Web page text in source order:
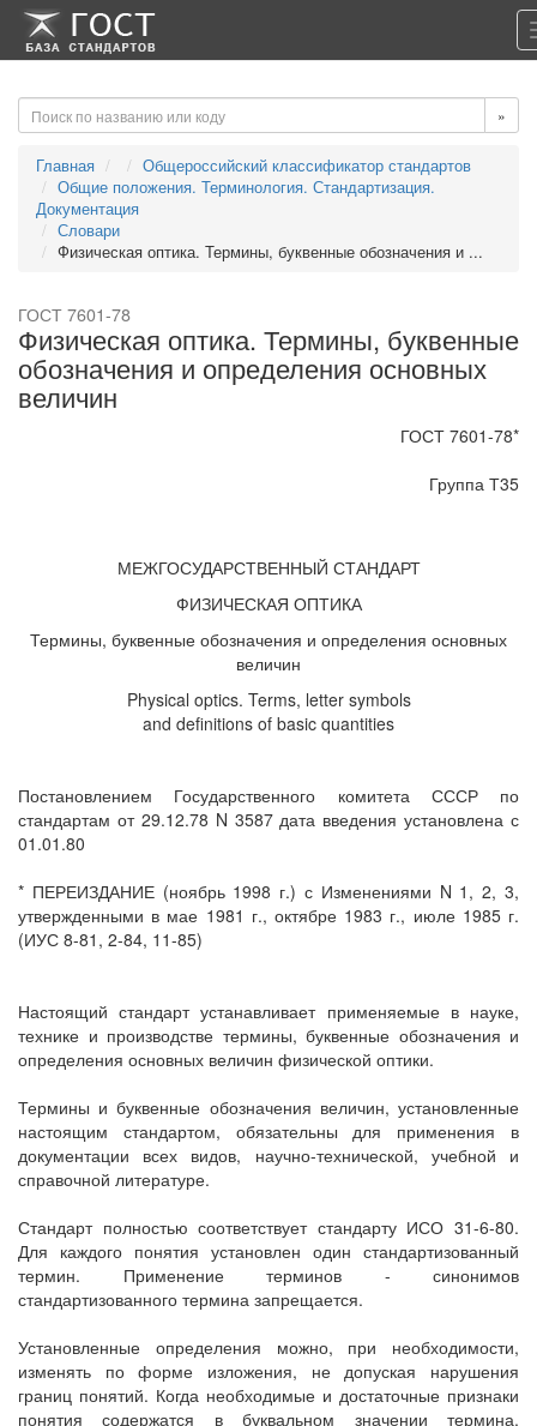
-->-->
»
Главная
Общероссийский классификатор стандартов
Общие положения. Терминология. Стандартизация.
Документация
Словари
Физическая оптика. Термины, буквенные обозначения и ...
ГОСТ 7601-78
Физическая оптика. Термины, буквенные
обозначения и определения основных
величин
ГОСТ 7601-78*
Группа Т35
МЕЖГОСУДАРСТВЕННЫЙ СТАНДАРТ
ФИЗИЧЕСКАЯ ОПТИКА
Термины, буквенные обозначения и определения основных
величин
Physical optics. Terms, letter symbols
and definitions of basic quantities
Постановлением Государственного комитета СССР по
стандартам от 29.12.78 N 3587 дата введения установлена с
01.01.80
* ПЕРЕИЗДАНИЕ (ноябрь 1998 г.) с Изменениями N 1, 2, 3,
утвержденными в мае 1981 г., октябре 1983 г., июле 1985 г.
(ИУС 8-81, 2-84, 11-85)
Настоящий стандарт устанавливает применяемые в науке,
технике и производстве термины, буквенные обозначения и
определения основных величин физической оптики.
Термины и буквенные обозначения величин, установленные
настоящим стандартом, обязательны для применения в
документации всех видов, научно-технической, учебной и
справочной литературе.
Стандарт полностью соответствует стандарту ИСО 31-6-80.
Для каждого понятия установлен один стандартизованный
термин. Применение терминов - синонимов
стандартизованного термина запрещается.
Установленные определения можно, при необходимости,
изменять по форме изложения, не допуская нарушения
границ понятий. Когда необходимые и достаточные признаки
понятия содержатся в буквальном значении термина,